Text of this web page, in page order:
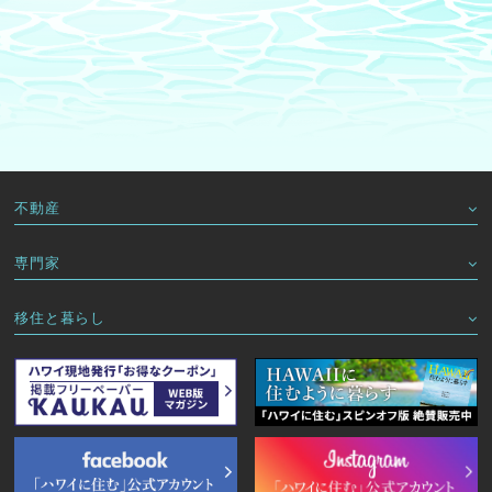
不動産
専門家
移住と暮らし